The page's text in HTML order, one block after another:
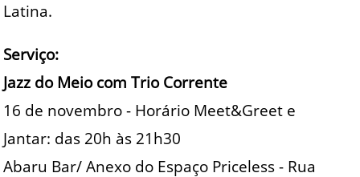
Latina.
Serviço:
Jazz do Meio com Trio Corrente
16 de novembro - Horário Meet&Greet e
Jantar: das 20h às 21h30
Abaru Bar/ Anexo do Espaço Priceless - Rua